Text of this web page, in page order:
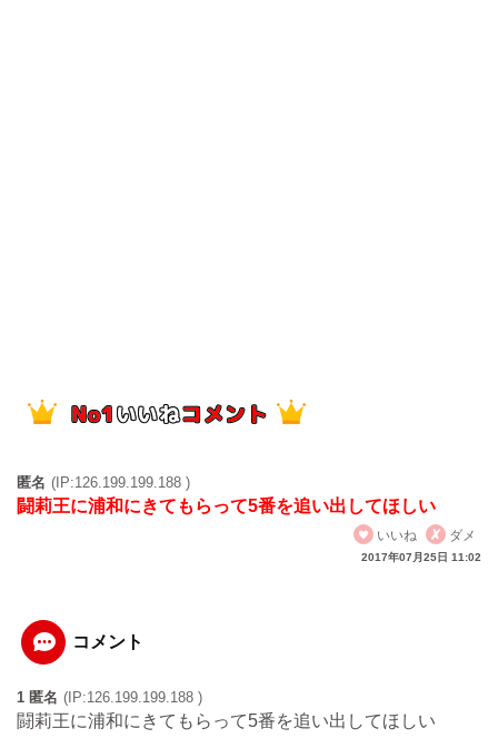
匿名 (IP:126.199.199.188 )
闘莉王に浦和にきてもらって5番を追い出してほしい
いいね
ダメ
2017年07月25日 11:02
コメント
1 匿名 (IP:126.199.199.188 )
闘莉王に浦和にきてもらって5番を追い出してほしい